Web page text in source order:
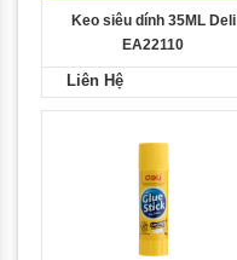
Keo siêu dính 35ML Deli
EA22110
Liên Hệ